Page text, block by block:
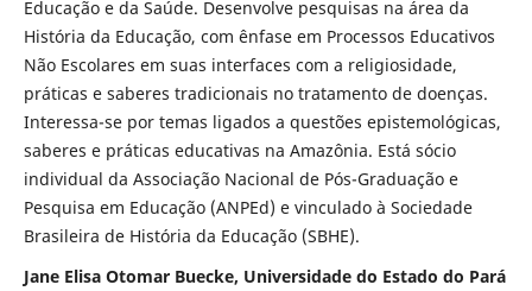
Educação e da Saúde. Desenvolve pesquisas na área da
História da Educação, com ênfase em Processos Educativos
Não Escolares em suas interfaces com a religiosidade,
práticas e saberes tradicionais no tratamento de doenças.
Interessa-se por temas ligados a questões epistemológicas,
saberes e práticas educativas na Amazônia. Está sócio
individual da Associação Nacional de Pós-Graduação e
Pesquisa em Educação (ANPEd) e vinculado à Sociedade
Brasileira de História da Educação (SBHE).
Jane Elisa Otomar Buecke, Universidade do Estado do Pará